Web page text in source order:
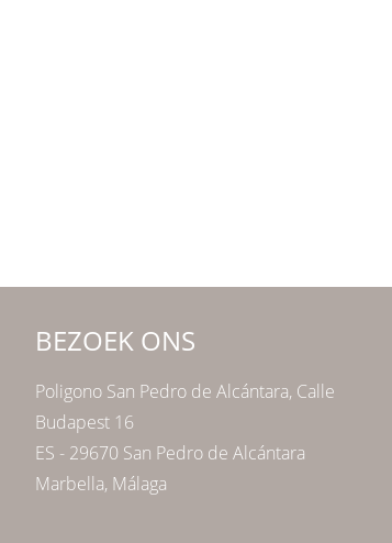
BEZOEK ONS
Poligono San Pedro de Alcántara, Calle
Budapest 16
ES - 29670 San Pedro de Alcántara
Marbella, Málaga